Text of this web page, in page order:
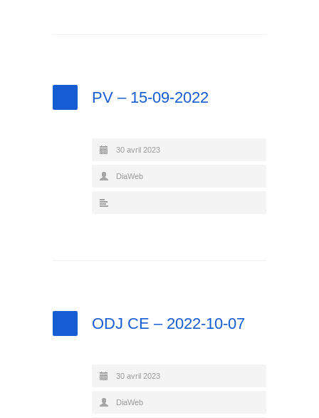
PV – 15-09-2022
30 avril 2023
DiaWeb
ODJ CE – 2022-10-07
30 avril 2023
DiaWeb